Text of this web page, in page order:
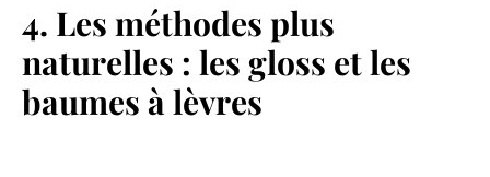
4. Les méthodes plus
naturelles : les gloss et les
baumes à lèvres